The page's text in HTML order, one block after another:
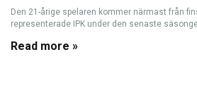
Den 21-årige spelaren kommer närmast från
representerade IPK under den senaste
Read more »